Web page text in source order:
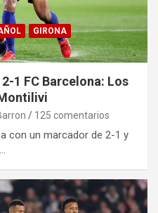
GIRONA
1 FC Barcelona: Los
125 comentarios
con un marcador de 2-1 y